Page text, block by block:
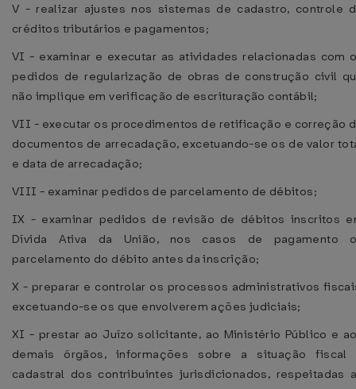
V - realizar ajustes nos sistemas de cadastro, controle
créditos tributários e pagamentos;
VI - examinar e executar as atividades relacionadas com
pedidos de regularização de obras de construção civil
não implique em verificação de escrituração contábil;
VII - executar os procedimentos de retificação e correção
documentos de arrecadação, excetuando-se os de valor
e data de arrecadação;
VIII - examinar pedidos de parcelamento de débitos;
IX - examinar pedidos de revisão de débitos inscritos
Dívida Ativa da União, nos casos de pagamento
parcelamento do débito antes da inscrição;
X - preparar e controlar os processos administrativos
excetuando-se os que envolverem ações judiciais;
XI - prestar ao Juízo solicitante, ao Ministério Público e
demais órgãos, informações sobre a situação fiscal
cadastral dos contribuintes jurisdicionados, respeitadas